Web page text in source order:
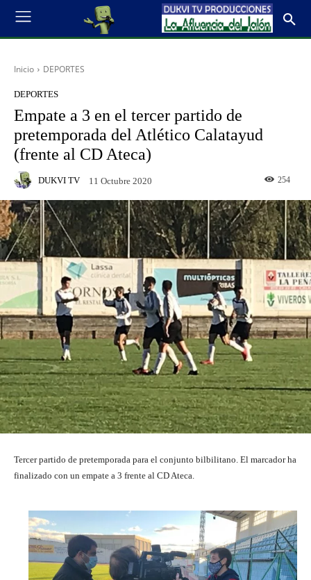
Inicio DEPORTES
DEPORTES
Empate a 3 en el tercer partido de
pretemporada del Atlético Calatayud
(frente al CD Ateca)
DUKVI TV 11 Octubre 2020 254
Tercer partido de pretemporada para el conjunto bilbilitano. El marcador ha
finalizado con un empate a 3 frente al CD Ateca.